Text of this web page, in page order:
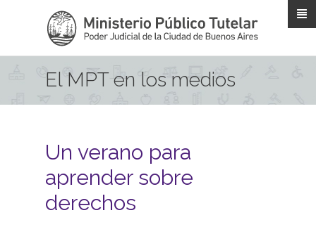
El MPT en los medios
Un verano para
aprender sobre
derechos